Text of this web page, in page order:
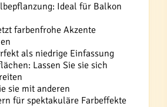
Ideal für Balkon
farbenfrohe Akzente
als niedrige Einfassung
Lassen Sie sie sich
sie mit anderen
für spektakuläre Farbeffekte